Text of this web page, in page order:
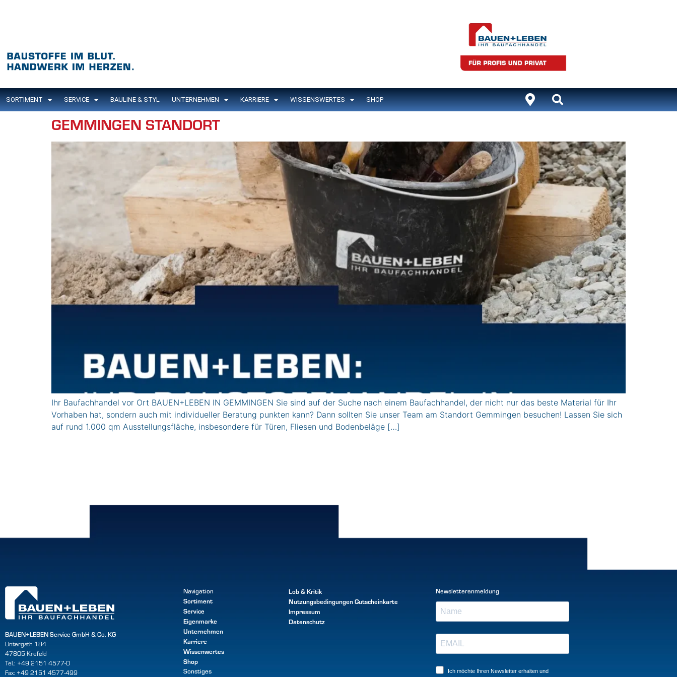
SORTIMENT SERVICE BAULINE & STYL UNTERNEHMEN KARRIERE WISSENSWERTES SHOP
GEMMINGEN STANDORT
Ihr Baufachhandel vor Ort BAUEN+LEBEN IN GEMMINGEN Sie sind auf der Suche nach einem Baufachhandel, der nicht nur das beste Material für Ihr
Vorhaben hat, sondern auch mit individueller Beratung punkten kann? Dann sollten Sie unser Team am Standort Gemmingen besuchen! Lassen Sie sich
auf rund 1.000 qm Ausstellungsfläche, insbesondere für Türen, Fliesen und Bodenbeläge […]
BAUEN+LEBEN Service GmbH & Co. KG
Untergath 184
47805 Krefeld
Tel.: +49 2151 4577-0
Fax: +49 2151 4577-499
Navigation
Sortiment
Service
Eigenmarke
Unternehmen
Karriere
Wissenwertes
Shop
Sonstiges
Lob & Kritik
NutzungsbedingungenGutscheinkarte
Impressum
Datenschutz
Newsletteranmeldung
Ich möchte Ihren Newsletter erhalten und